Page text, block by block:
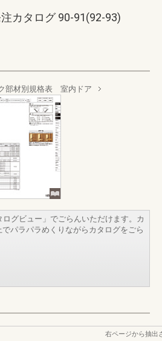
カタログ 90-91(92-93)
部材別規格表 室内ドア
グビュー」でごらんいただけます。カ
パラパラめくりながらカタログをごら
右ページから抽出